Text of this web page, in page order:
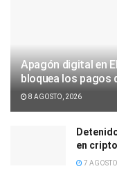
Apagón digital en
bloquea los pagos
8 AGOSTO, 2026
en
7